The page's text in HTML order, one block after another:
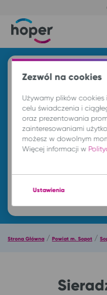
Znajdź przejazd i kup
Strona Główna / Powiat m. Sopot /
Zezwól na cookies
Używamy plików
celu świadczenia i
oraz prezentowania
zainteresowaniami
możesz w dowolnym
Więcej informacji w
Ustawienia